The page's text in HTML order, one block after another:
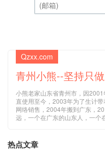
Qzxx.com
青州小熊--坚持只
小熊老家山东省青州市，因
直使用至今，2003年为了生计
网络销售，2004年搬到广东，
远，一个在广东的山东人，一个
热点文章